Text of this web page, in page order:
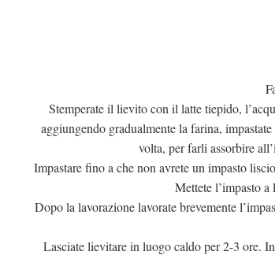
Stemperate il lievito con il latte tiepido,
aggiungendo gradualmente la farina,
volta, per farli assorbire
Impastare fino a che non avrete un impasto
Mettete l’impasto
Dopo la lavorazione lavorate brevemente
Lasciate lievitare in luogo caldo per 2-3 ore.